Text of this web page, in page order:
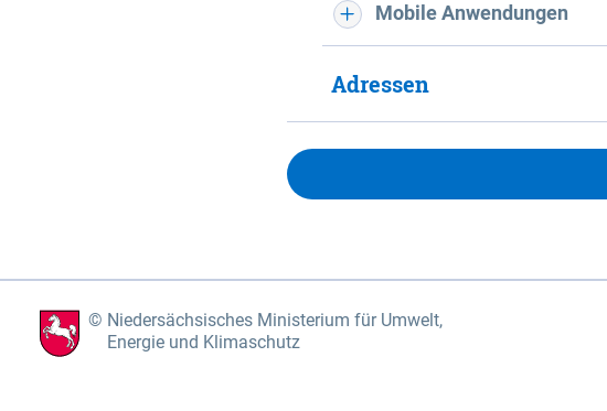
Mobile Anwendungen
Adressen
Niedersächsisches Ministerium für Umwelt,
Energie und Klimaschutz